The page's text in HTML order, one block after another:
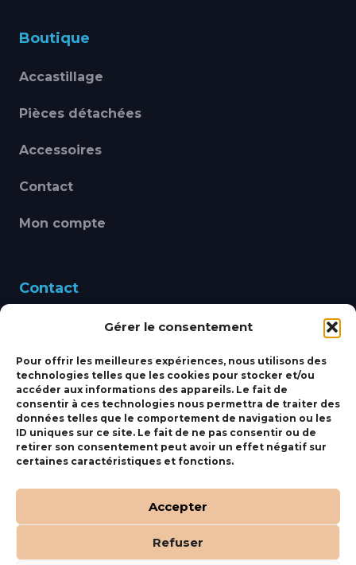
Gérer le consentement
Pour offrir les meilleures expériences, nous utilisons des
technologies telles que les cookies pour stocker et/ou
accéder aux informations des appareils. Le fait de
consentir à ces technologies nous permettra de traiter des
données telles que le comportement de navigation ou les
ID uniques sur ce site. Le fait de ne pas consentir ou de
retirer son consentement peut avoir un effet négatif sur
certaines caractéristiques et fonctions.
Accepter
Refuser
Boutique
Accastillage
Pièces détachées
Accessoires
Contact
Mon compte
Contact
460 Avenue Alain Le
bbsmarine@bbs-
marine.fr
Fixe:04 27 50 24 50
Mobile:06 69 44 48 83
Orocom .